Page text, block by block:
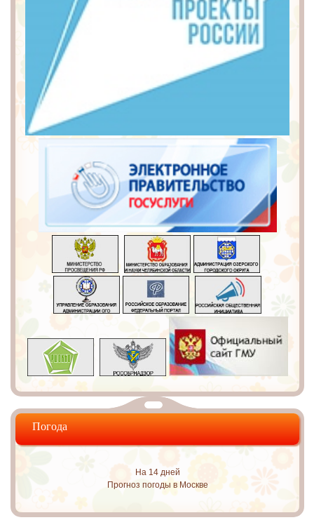
Погода
На 14 дней
Прогноз погоды в Москве